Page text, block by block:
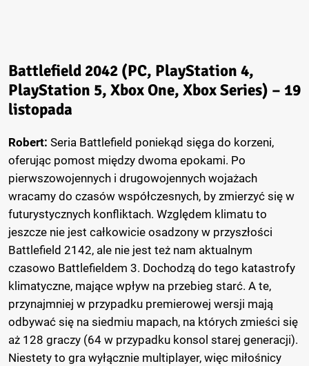
Battlefield 2042 (PC, PlayStation 4,
PlayStation 5, Xbox One, Xbox Series) – 19
listopada
Robert: Seria Battlefield poniekąd sięga do korzeni,
oferując pomost między dwoma epokami. Po
pierwszowojennych i drugowojennych wojażach
wracamy do czasów współczesnych, by zmierzyć się w
futurystycznych konfliktach. Względem klimatu to
jeszcze nie jest całkowicie osadzony w przyszłości
Battlefield 2142, ale nie jest też nam aktualnym
czasowo Battlefieldem 3. Dochodzą do tego katastrofy
klimatyczne, mające wpływ na przebieg starć. A te,
przynajmniej w przypadku premierowej wersji mają
odbywać się na siedmiu mapach, na których zmieści się
aż 128 graczy (64 w przypadku konsol starej generacji).
Niestety to gra wyłącznie multiplayer, więc miłośnicy